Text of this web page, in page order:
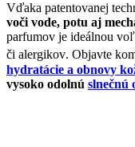
Vďaka patentovanej
voči vode, potu aj
parfumov je ideálnou
či alergikov. Objavte
hydratácie a obnovy
vysoko odolnú slnečnú